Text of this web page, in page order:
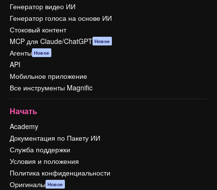
Генератор видео ИИ
Генератор голоса на основе ИИ
Стоковый контент
MCP для Claude/ChatGPT Новое
Агенты Новое
API
Мобильное приложение
Все инструменты Magnific
Начать
Academy
Документация по Пакету ИИ
Служба поддержки
Условия и положения
Политика конфиденциальности
Оригиналы Новое